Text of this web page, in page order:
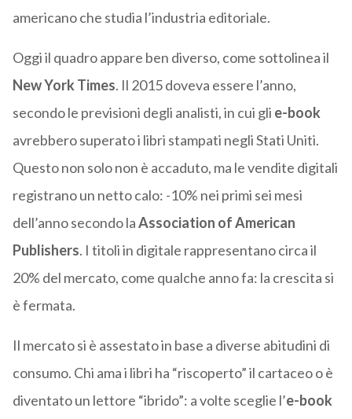
americano che studia l’industria editoriale.
Oggi il quadro appare ben diverso, come sottolinea il
New York Times. Il 2015 doveva essere l’anno,
secondo le previsioni degli analisti, in cui gli e-book
avrebbero superato i libri stampati negli Stati Uniti.
Questo non solo non è accaduto, ma le vendite digitali
registrano un netto calo: -10% nei primi sei mesi
dell’anno secondo laAssociation of American
Publishers. I titoli in digitale rappresentano circa il
20% del mercato, come qualche anno fa: la crescita si
è fermata.
Il mercato si è assestato in base a diverse abitudini di
consumo. Chi ama i libri ha “riscoperto” il cartaceo o è
diventato un lettore “ibrido”: a volte sceglie l’e-book